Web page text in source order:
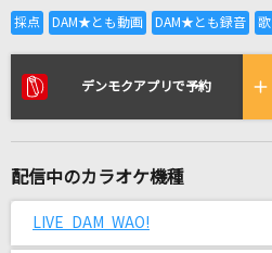
リアルタイムで歌われ
君の声
紅蓮華 -アニメ映像 ver.-
LiSA
デンモクアプリで予約
配信中のカラオケ機種
LIVE DAM WAO!